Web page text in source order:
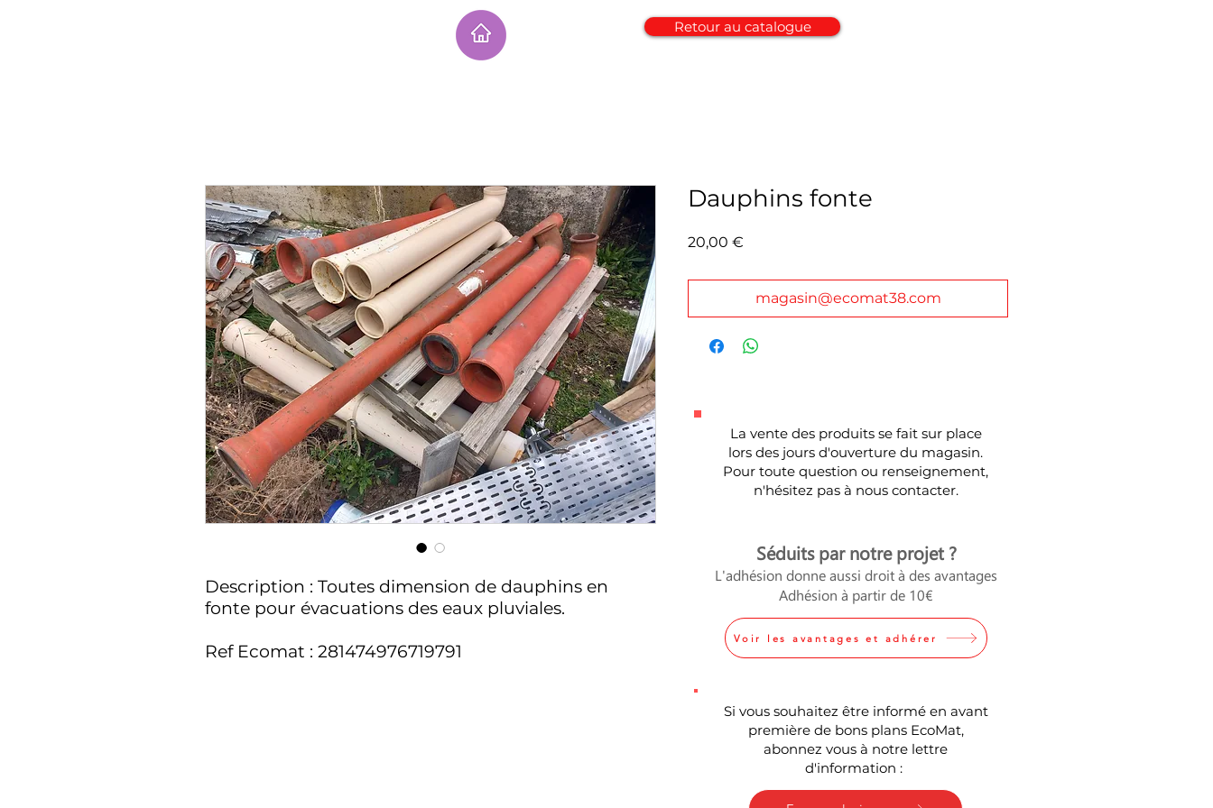
Description : Toutes dimension de dauphins en
fonte pour évacuations des eaux pluviales.
Ref Ecomat : 281474976719791
Dauphins fonte
20,00 €
magasin@ecomat38.com
Retour au catalogue
Si vous souhaitez être informé en avant
première de bons plans EcoMat,
abonnez vous à notre lettre
d'information :
La vente des produits se fait sur place
lors des jours d'ouverture du magasin.
Pour toute question ou renseignement,
n'hésitez pas à nous contacter.
Séduits par notre projet ?
L'adhésion donne aussi droit à des avantages
Adhésion à partir de 10€
Voir les avantages et adhérer